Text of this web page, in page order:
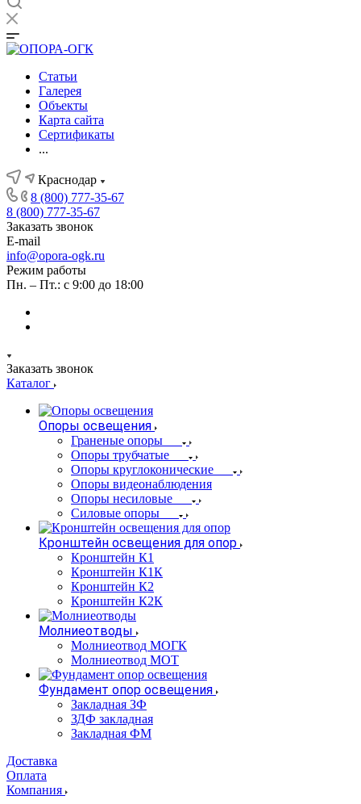
Статьи
Галерея
Объекты
Карта сайта
Сертификаты
...
Краснодар
8 (800) 777-35-67
8 (800) 777-35-67
Заказать звонок
E-mail
info@opora-ogk.ru
Режим работы
Пн. – Пт.: с 9:00 до 18:00
Заказать звонок
Каталог
Опоры освещения
Граненые опоры
Опоры трубчатые
Опоры круглоконические
Опоры видеонаблюдения
Опоры несиловые
Силовые опоры
Кронштейн освещения для опор
Кронштейн К1
Кронштейн К1К
Кронштейн К2
Кронштейн К2К
Молниеотводы
Молниеотвод МОГК
Молниеотвод МОТ
Фундамент опор освещения
Закладная ЗФ
ЗДФ закладная
Закладная ФМ
Доставка
Оплата
Компания